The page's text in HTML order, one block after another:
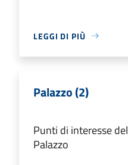
LEGGI DI PIÙ
Palazzo (2)
Punti di interesse
Palazzo